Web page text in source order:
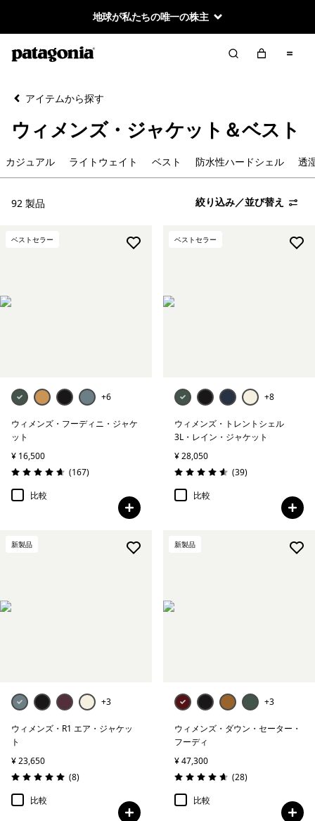
地球が私たちの唯一の株主
絞り込み／並び替え
絞り込み
カテゴリー
カジュアル
ライトウェイト
ベスト
防水性ハードシェル
すべて表示 (-1)
絞り込み
在庫のあるサイズ
絞り込み
在庫のあるカラー
絞り込み
スポーツ
絞り込み
特長
絞り込み
アイテムから探す
ウィメンズ・ジャケット＆ベスト
カジュアル ライトウェイト ベスト 防水性ハードシェル 透
92 製品 絞り込み／並び替え
ベストセラー
+6
ウィメンズ・フーディニ・ジャケ
ット
¥ 16,500
評価: 4.7 / 5
(167レビュー
)
比較
ベストセラー
+8
ウィメンズ・トレントシェル
3L・レイン・ジャケット
¥ 28,050
評価: 4.6 / 5
(39レビュー
)
比較
新製品
+3
ウィメンズ・R1 エア・ジャケッ
ト
¥ 23,650
評価: 5.0 / 5
(8レビュー
)
比較
新製品
+3
ウィメンズ・ダウン・セーター・
フーディ
¥ 47,300
評価: 4.6 / 5
(28レビュー
)
比較